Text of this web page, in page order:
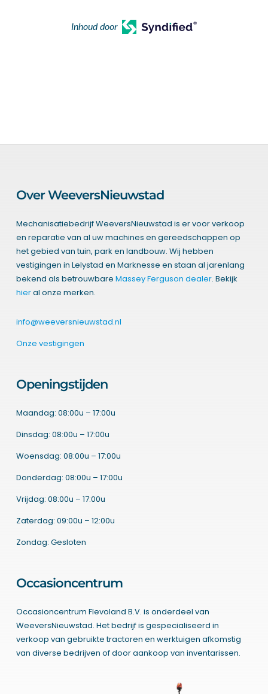
Inhoud door
Over WeeversNieuwstad
Mechanisatiebedrijf WeeversNieuwstad is er voor verkoop
en reparatie van al uw machines en gereedschappen op
het gebied van tuin, park en landbouw. Wij hebben
vestigingen in Lelystad en Marknesse en staan al jarenlang
bekend als betrouwbare Massey Ferguson dealer. Bekijk
hieral onze merken.
info@weeversnieuwstad.nl
Onze vestigingen
Openingstijden
Maandag: 08:00u – 17:00u
Dinsdag: 08:00u – 17:00u
Woensdag: 08:00u – 17:00u
Donderdag: 08:00u – 17:00u
Vrijdag: 08:00u – 17:00u
Zaterdag: 09:00u – 12:00u
Zondag: Gesloten
Occasioncentrum
Occasioncentrum Flevoland B.V. is onderdeel van
WeeversNieuwstad. Het bedrijf is gespecialiseerd in
verkoop van gebruikte tractoren en werktuigen afkomstig
van diverse bedrijven of door aankoop van inventarissen.